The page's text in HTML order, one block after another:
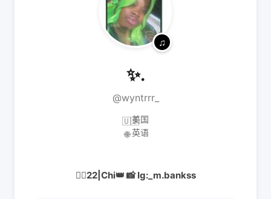
✨.
@wyntrrr_
🇺🇸美国
🌐 英语
🏳️‍🌈22|Chi👑 📸 Ig:_m.bankss